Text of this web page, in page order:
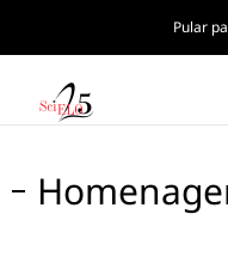
Pular